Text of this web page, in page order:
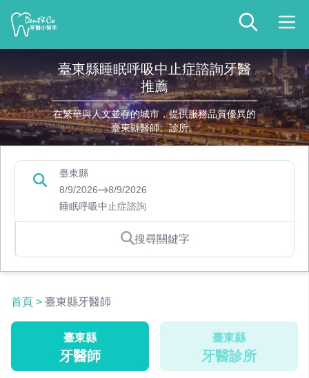
臺東縣睡眠呼吸中止症諮詢牙醫
推薦
在繁華與人文並存的城市，提供服務品質優異的
臺東縣醫師、診所。
臺東縣
8/9/2026
8/9/2026
睡眠呼吸中止症諮詢
搜尋關鍵字
首頁 > 臺東縣牙醫師
臺東縣
牙醫師
臺東縣
牙醫診所